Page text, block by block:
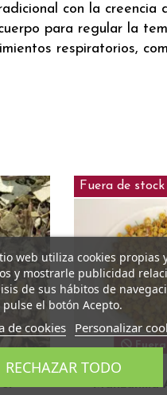
con la
para regular la
respiratorios,
Fuera de stock
Manzanilla
web utiliza cookies
y mostrarle publicidad
de sus hábitos de
pulse el botón Acepto.
de cookies Personalizar
RECHAZAR TODO